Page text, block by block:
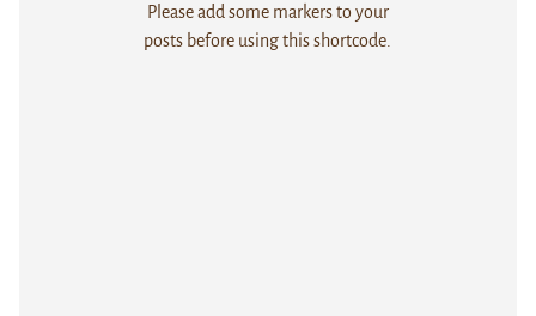
Please add some markers to your
posts before using this shortcode.